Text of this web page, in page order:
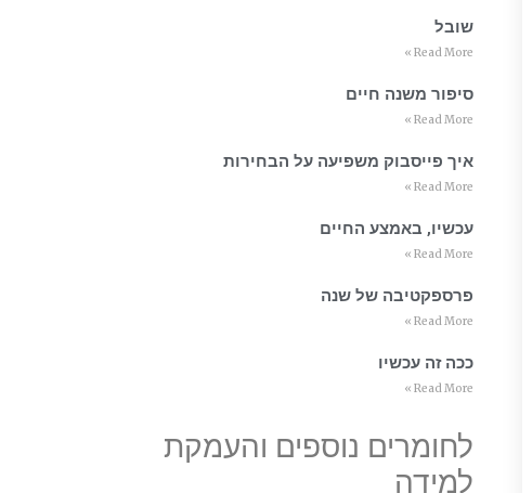
שובל
Read More »
סיפור משנה חיים
Read More »
איך פייסבוק משפיעה על הבחירות
Read More »
עכשיו, באמצע החיים
Read More »
פרספקטיבה של שנה
Read More »
ככה זה עכשיו
Read More »
לחומרים נוספים והעמקת
למידה